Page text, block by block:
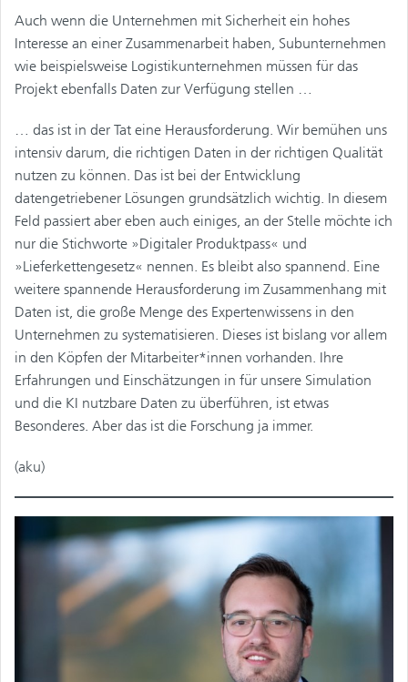
Auch wenn die Unternehmen mit Sicherheit ein hohes
Interesse an einer Zusammenarbeit haben, Subunternehmen
wie beispielsweise Logistikunternehmen müssen für das
Projekt ebenfalls Daten zur Verfügung stellen …
… das ist in der Tat eine Herausforderung. Wir bemühen uns
intensiv darum, die richtigen Daten in der richtigen Qualität
nutzen zu können. Das ist bei der Entwicklung
datengetriebener Lösungen grundsätzlich wichtig. In diesem
Feld passiert aber eben auch einiges, an der Stelle möchte ich
nur die Stichworte »Digitaler Produktpass« und
»Lieferkettengesetz« nennen. Es bleibt also spannend. Eine
weitere spannende Herausforderung im Zusammenhang mit
Daten ist, die große Menge des Expertenwissens in den
Unternehmen zu systematisieren. Dieses ist bislang vor allem
in den Köpfen der Mitarbeiter*innen vorhanden. Ihre
Erfahrungen und Einschätzungen in für unsere Simulation
und die KI nutzbare Daten zu überführen, ist etwas
Besonderes. Aber das ist die Forschung ja immer.
(aku)